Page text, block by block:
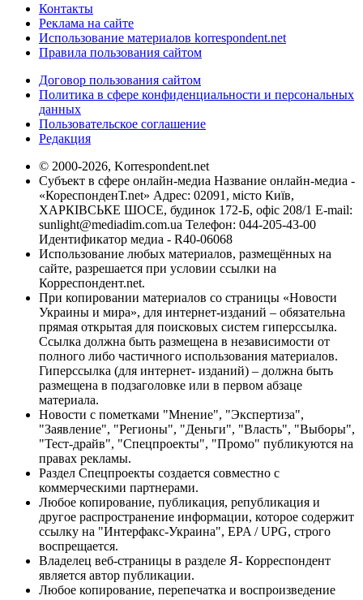
Контакты
Реклама на сайте
Использование материалов korrespondent.net
Правила пользования сайтом
Договор пользования сайтом
Политика в сфере конфиденциальности и персональных
данных
Пользовательское соглашение
Редакция
© 2000-2026, Korrespondent.net
Субъект в сфере онлайн-медиа Название онлайн-медиа -
«КореспонденТ.net» Адрес: 02091, місто Київ,
ХАРКІВСЬКЕ ШОСЕ, будинок 172-Б, офіс 208/1 E-mail:
sunlight@mediadim.com.ua Телефон: 044-205-43-00
Идентификатор медиа - R40-06068
Использование любых материалов, размещённых на
сайте, разрешается при условии ссылки на
Корреспондент.net.
При копировании материалов со страницы «Новости
Украины и мира», для интернет-изданий – обязательна
прямая открытая для поисковых систем гиперссылка.
Ссылка должна быть размещена в независимости от
полного либо частичного использования материалов.
Гиперссылка (для интернет- изданий) – должна быть
размещена в подзаголовке или в первом абзаце
материала.
Новости с пометками "Мнение", "Экспертиза",
"Заявление", "Регионы", "Деньги", "Власть", "Выборы",
"Тест-драйв", "Спецпроекты", "Промо" публикуются на
правах рекламы.
Раздел Спецпроекты создается совместно с
коммерческими партнерами.
Любое копирование, публикация, републикация и
другое распространение информации, которое содержит
ссылку на "Интерфакс-Украина", EPA / UPG, строго
воспрещается.
Владелец веб-страницы в разделе Я- Корреспондент
является автор публикации.
Любое копирование, перепечатка и воспроизведение